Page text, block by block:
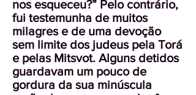
nos esqueceu?” Pelo contrário,
fui testemunha de muitos
milagres e de uma devoção
sem limite dos judeus pela Torá
e pelas Mitsvot. Alguns detidos
guardavam um pouco de
gordura da sua minúscula